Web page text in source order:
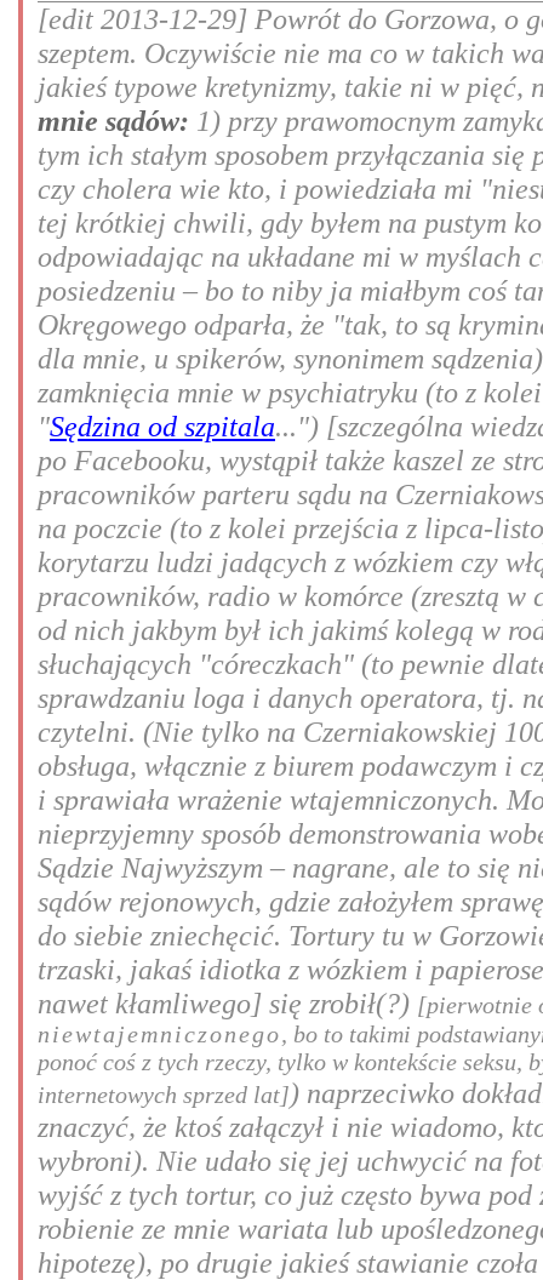
[edit 2013-12-29] Powrót do Gorzowa, o
szeptem. Oczywiście nie ma co w takich
jakieś typowe kretynizmy, takie ni w pięć,
mnie sądów: 1) przy prawomocnym
tym ich stałym sposobem przyłączania
czy cholera wie kto, i powiedziała mi
tej krótkiej chwili, gdy byłem na pustym
odpowiadając na układane mi w myślach
posiedzeniu – bo to niby ja miałbym coś
Okręgowego odparła, że "tak, to są
dla mnie, u spikerów, synonimem
zamknięcia mnie w psychiatryku (to z
"Sędzina od szpitala...") [szczególna
po Facebooku, wystąpił także kaszel ze
pracowników parteru sądu na
na poczcie (to z kolei przejścia z lipca-
korytarzu ludzi jadących z wózkiem czy
pracowników, radio w komórce (zresztą w
od nich jakbym był ich jakimś kolegą w
słuchających "córeczkach" (to pewnie
sprawdzaniu loga i danych operatora, tj.
czytelni. (Nie tylko na Czerniakowskiej
obsługa, włącznie z biurem podawczym i
i sprawiała wrażenie wtajemniczonych.
nieprzyjemny sposób demonstrowania
Sądzie Najwyższym – nagrane, ale to się
sądów rejonowych, gdzie założyłem
do siebie zniechęcić. Tortury tu w
trzaski, jakaś idiotka z wózkiem i
nawet kłamliwego] się zrobił(?) [pierwotnie
niewtajemniczonego, bo to takimi
ponoć coś z tych rzeczy, tylko w kontekście seksu,
internetowych sprzed lat]) naprzeciwko
znaczyć, że ktoś załączył i nie wiadomo,
wybroni). Nie udało się jej uchwycić na
wyjść z tych tortur, co już często bywa
robienie ze mnie wariata lub
hipotezę), po drugie jakieś stawianie